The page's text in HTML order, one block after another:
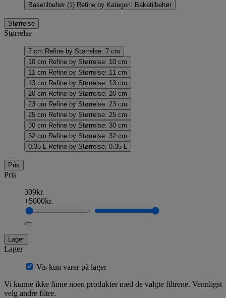
Baketilbehør (1) Refine by Kategori: Baketilbehør
Størrelse
Størrelse
7 cm Refine by Størrelse: 7 cm
10 cm Refine by Størrelse: 10 cm
11 cm Refine by Størrelse: 11 cm
13 cm Refine by Størrelse: 13 cm
20 cm Refine by Størrelse: 20 cm
23 cm Refine by Størrelse: 23 cm
25 cm Refine by Størrelse: 25 cm
30 cm Refine by Størrelse: 30 cm
32 cm Refine by Størrelse: 32 cm
0.35 L
Refine by Størrelse: 0.35 L
Pris
Pris
309kr.
+5000kr.
Lager
Lager
Vis kun varer på lager
Vi kunne ikke finne noen produkter med de valgte filtrene. Vennligst
velg andre filtre.